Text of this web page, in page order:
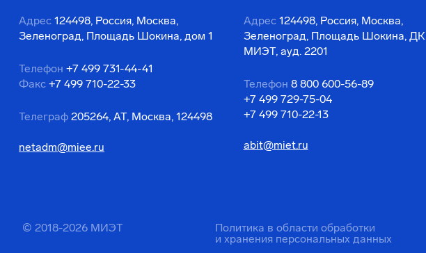
Адрес 124498, Россия, Москва,
Зеленоград, Площадь Шокина, дом 1
Телефон +7 499 731-44-41
Факс +7 499 710-22-33
Телеграф 205264, АТ, Москва, 124498
netadm@miee.ru
Адрес 124498, Россия, Москва,
Зеленоград, Площадь Шокина, ДК
МИЭТ, ауд. 2201
Телефон 8 800 600-56-89
+7 499 729-75-04
+7 499 710-22-13
abit@miet.ru
© 2018-2026 МИЭТ
Политика в области обработки
и хранения персональных данных